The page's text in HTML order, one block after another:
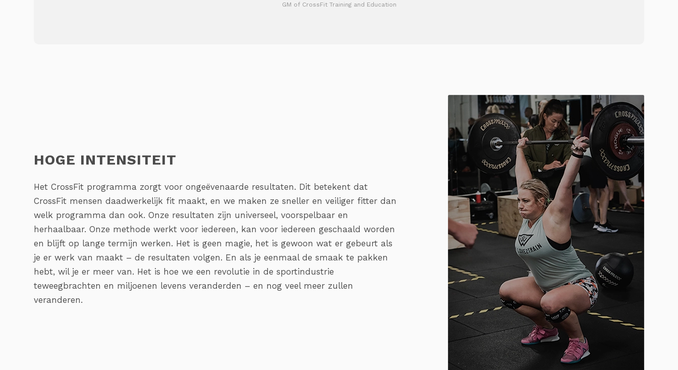
GM of CrossFit Training and Education
HOGE INTENSITEIT
Het CrossFit programma zorgt voor ongeëvenaarde resultaten. Dit betekent dat
CrossFit mensen daadwerkelijk fit maakt, en we maken ze sneller en veiliger fitter dan
welk programma dan ook. Onze resultaten zijn universeel, voorspelbaar en
herhaalbaar. Onze methode werkt voor iedereen, kan voor iedereen geschaald worden
en blijft op lange termijn werken. Het is geen magie, het is gewoon wat er gebeurt als
je er werk van maakt – de resultaten volgen. En als je eenmaal de smaak te pakken
hebt, wil je er meer van. Het is hoe we een revolutie in de sportindustrie
teweegbrachten en miljoenen levens veranderden – en nog veel meer zullen
veranderen.